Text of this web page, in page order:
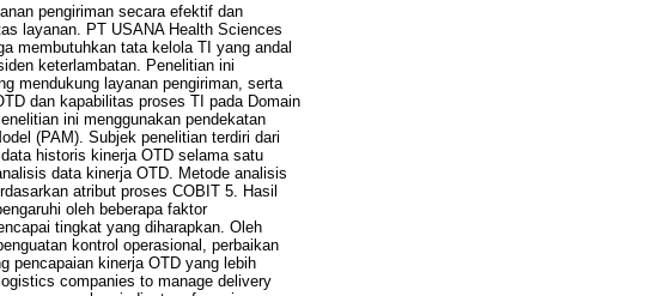
pengiriman secara efektif dan
layanan. PT USANA Health Sciences
membutuhkan tata kelola TI yang andal
keterlambatan. Penelitian ini
mendukung layanan pengiriman, serta
dan kapabilitas proses TI pada Domain
ini menggunakan pendekatan
(PAM). Subjek penelitian terdiri dari
historis kinerja OTD selama satu
data kinerja OTD. Metode analisis
atribut proses COBIT 5. Hasil
oleh beberapa faktor
tingkat yang diharapkan. Oleh
kontrol operasional, perbaikan
pencapaian kinerja OTD yang lebih
companies to manage delivery